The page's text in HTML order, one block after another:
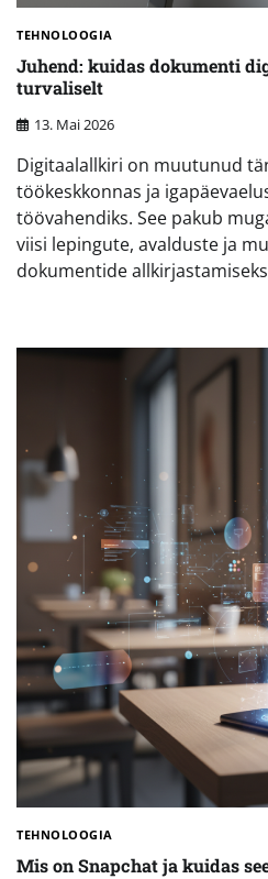
TEHNOLOOGIA
Juhend: kuidas dokumenti
turvaliselt
13. Mai 2026
Digitaalallkiri on muutunud
töökeskkonnas ja
töövahendiks. See pakub
viisi lepingute, avalduste ja
dokumentide
TEHNOLOOGIA
Mis on Snapchat ja kuidas